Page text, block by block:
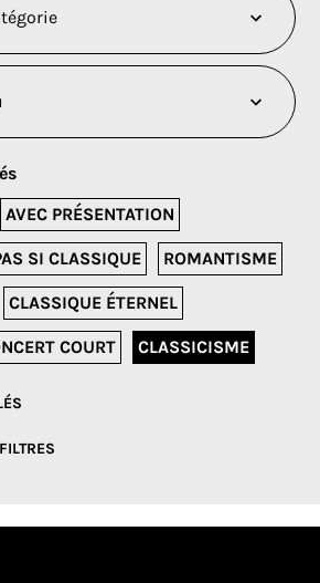
NOUS SOUTENIR
AVEC PRÉSENTATION
SI CLASSIQUE ROMANTISME
CLASSIQUE ÉTERNEL
COURT CLASSICISME